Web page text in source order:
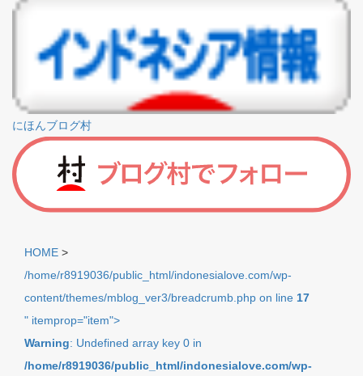
にほんブログ村
HOME >
/home/r8919036/public_html/indonesialove.com/wp-
content/themes/mblog_ver3/breadcrumb.php on line 17
" itemprop="item">
Warning: Undefined array key 0 in
/home/r8919036/public_html/indonesialove.com/wp-